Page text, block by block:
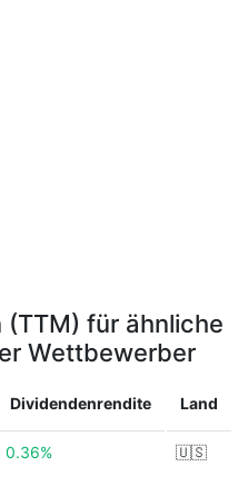
für ähnliche
Wettbewerber
Dividendenrendite Land
0.36% 🇺🇸